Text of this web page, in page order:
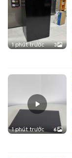
1 phút trước 3
1 phút trước 6